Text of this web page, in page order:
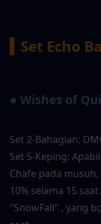
▍Set Echo
● Wishes of
Set 2-Bahagian:
Set 5-Keping:
Chafe pada
10% selama 15
"SnowFall" , yang